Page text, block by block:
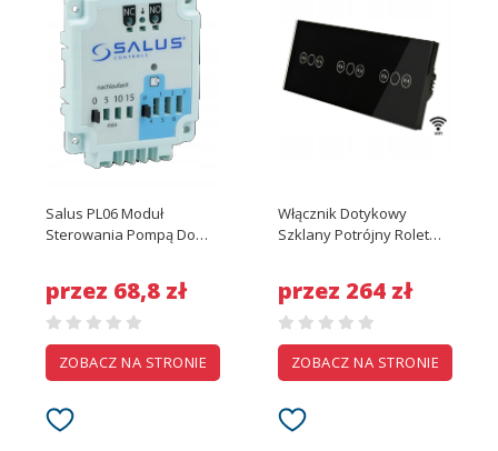
Salus PL06 Moduł
Sterowania Pompą Do
przez 68,8 zł
ZOBACZ NA STRONIE
Włącznik Dotykowy
Szklany Potrójny Rolet
przez 264 zł
ZOBACZ NA STRONIE